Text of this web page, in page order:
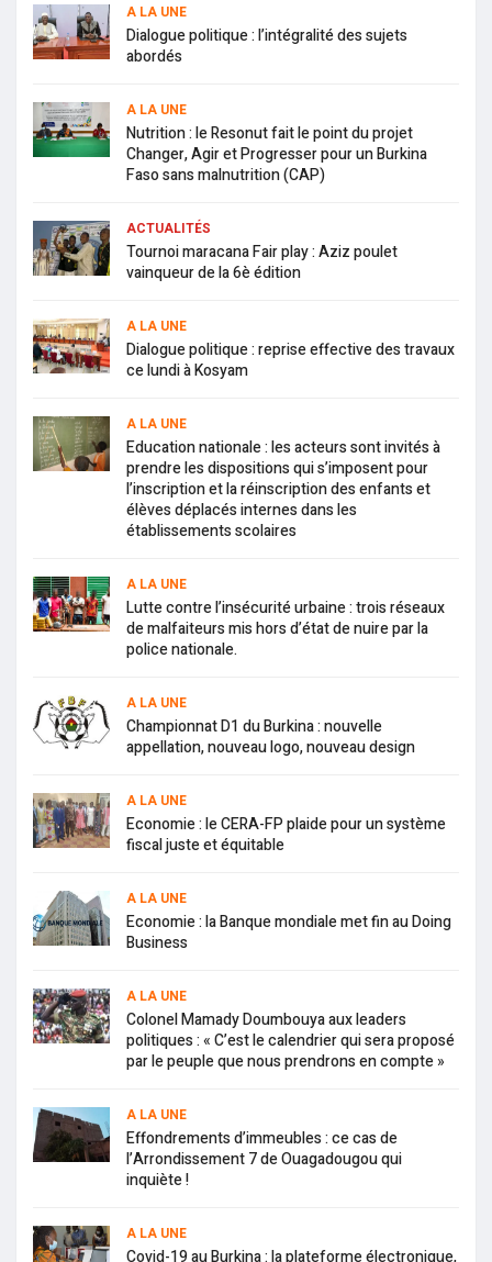
A LA UNE
Dialogue politique : l’intégralité des sujets
abordés
A LA UNE
Nutrition : le Resonut fait le point du projet
Changer, Agir et Progresser pour un Burkina
Faso sans malnutrition (CAP)
ACTUALITÉS
Tournoi maracana Fair play : Aziz poulet
vainqueur de la 6è édition
A LA UNE
Dialogue politique : reprise effective des travaux
ce lundi à Kosyam
A LA UNE
Education nationale : les acteurs sont invités à
prendre les dispositions qui s’imposent pour
l’inscription et la réinscription des enfants et
élèves déplacés internes dans les
établissements scolaires
A LA UNE
Lutte contre l’insécurité urbaine : trois réseaux
de malfaiteurs mis hors d’état de nuire par la
police nationale.
A LA UNE
Championnat D1 du Burkina : nouvelle
appellation, nouveau logo, nouveau design
A LA UNE
Economie : le CERA-FP plaide pour un système
fiscal juste et équitable
A LA UNE
Economie : la Banque mondiale met fin au Doing
Business
A LA UNE
Colonel Mamady Doumbouya aux leaders
politiques : « C’est le calendrier qui sera proposé
par le peuple que nous prendrons en compte »
A LA UNE
Effondrements d’immeubles : ce cas de
l’Arrondissement 7 de Ouagadougou qui
inquiète !
A LA UNE
Covid-19 au Burkina : la plateforme électronique,